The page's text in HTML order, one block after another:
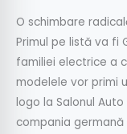
O schimbare
Primul pe listă va fi
familiei electrice a
modelele vor primi
logo la Salonul
compania germană